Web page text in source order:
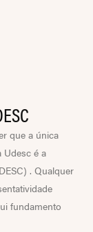
que a única
Udesc é a
. Qualquer
fundamento